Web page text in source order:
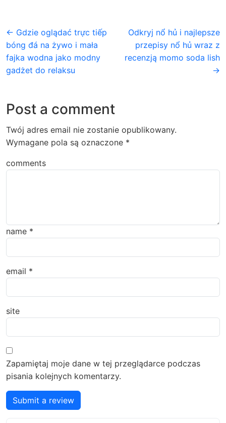
← Gdzie oglądać trực tiếp
bóng đá na żywo i mała
fajka wodna jako modny
gadżet do relaksu
Odkryj nổ hủ i najlepsze
przepisy nổ hủ wraz z
recenzją momo soda lish
→
Post a comment
Twój adres email nie zostanie opublikowany.
Wymagane pola są oznaczone *
comments
name *
email *
site
Zapamiętaj moje dane w tej przeglądarce podczas
pisania kolejnych komentarzy.
Submit a review